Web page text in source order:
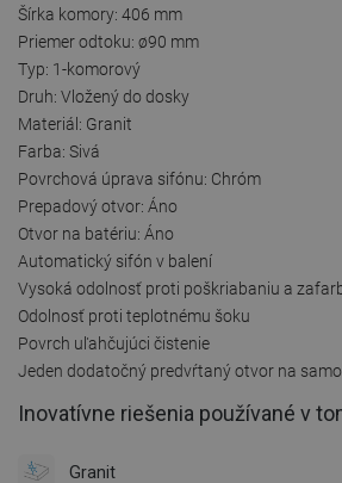
Šírka komory: 406 mm
Priemer odtoku: ø90 mm
Typ: 1-komorový
Druh: Vložený do dosky
Materiál: Granit
Farba: Sivá
Povrchová úprava sifónu: Chróm
Prepadový otvor: Áno
Otvor na batériu: Áno
Automatický sifón v balení
Vysoká odolnosť proti poškriabaniu a
Odolnosť proti teplotnému šoku
Povrch uľahčujúci čistenie
Jeden dodatočný predvŕtaný otvor na
Inovatívne riešenia používané v
Granit